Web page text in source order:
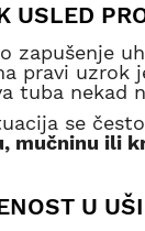
USLED
zapušenje
pravi uzrok
tuba nekad
se
mučninu ili
U